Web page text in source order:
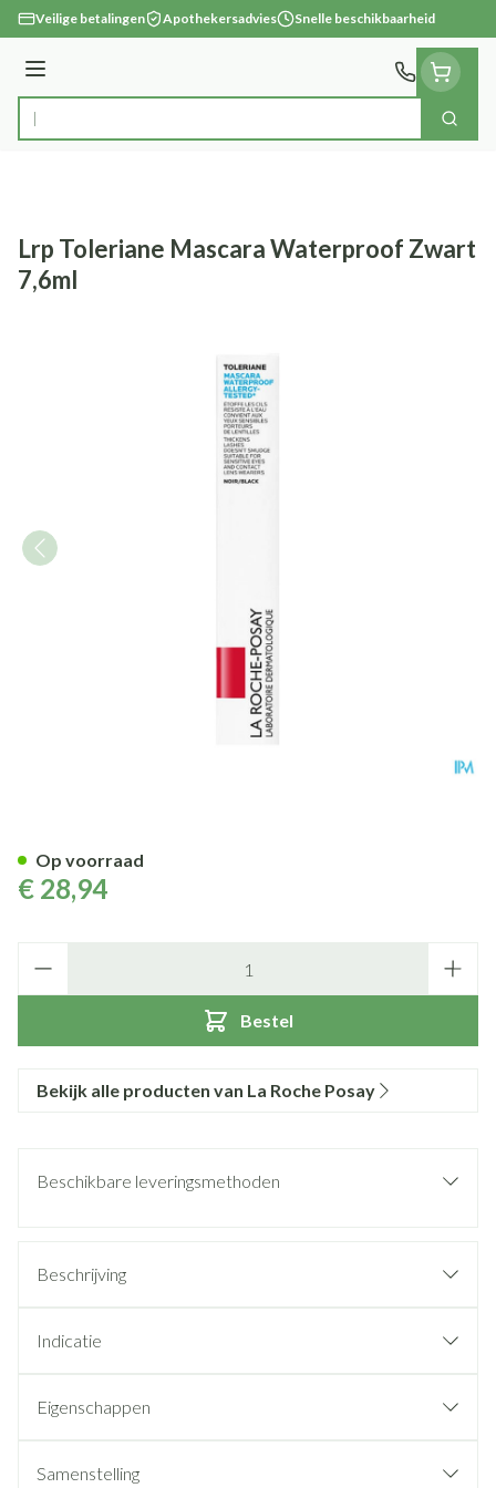
Ga naar de inhoud
Veilige betalingen Apothekersadvies Snelle beschikbaarheid
Menu
Product, merk, categorie... Zoek
Lrp Toleriane Mascara Waterproof Zwart
7,6ml
€ 28,94
Bestel
Op voorraad
Bekijk alle producten van La Roche Posay
Beschikbare leveringsmethoden
Beschrijving
Indicatie
Eigenschappen
Samenstelling